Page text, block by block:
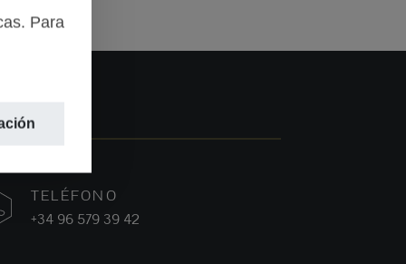
Para
TELÉFONO
+34 96 579 39 42